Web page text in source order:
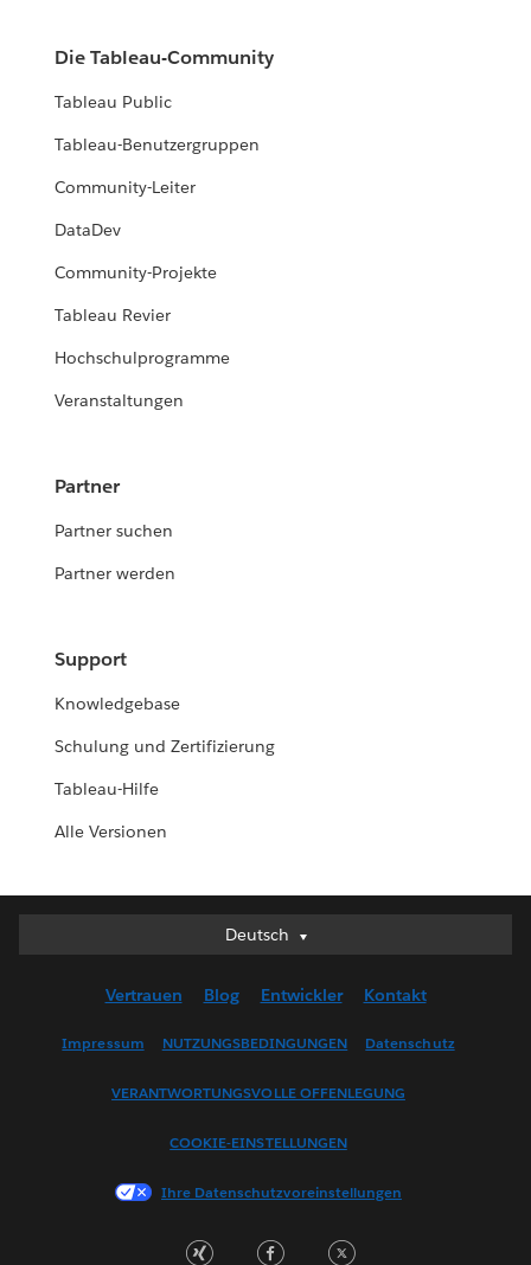
Die Tableau-Community
Tableau Public
Tableau-Benutzergruppen
Community-Leiter
DataDev
Community-Projekte
Tableau Revier
Hochschulprogramme
Veranstaltungen
Partner
Partner suchen
Partner werden
Support
Knowledgebase
Schulung und Zertifizierung
Tableau-Hilfe
Alle Versionen
Deutsch
Deutsch
English (US)
Français (France)
한국어
Vertrauen Blog Entwickler Kontakt
Impressum NUTZUNGSBEDINGUNGEN Datenschutz
VERANTWORTUNGSVOLLE OFFENLEGUNG
COOKIE-EINSTELLUNGEN
Ihre Datenschutzvoreinstellungen